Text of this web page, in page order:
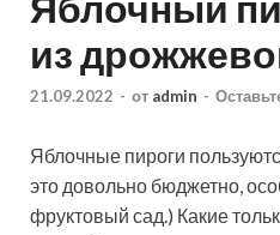
из
21.09.2022 - от admin -
Яблочные пироги
это довольно бюджетно,
фруктовый сад.) Какие